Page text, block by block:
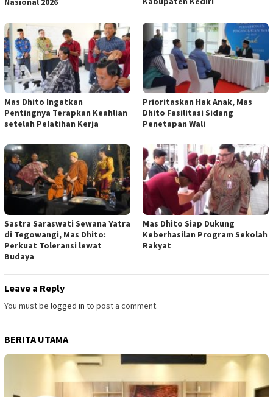
Mas Dhito Ingatkan
Pentingnya Terapkan Keahlian
setelah Pelatihan Kerja
Prioritaskan Hak Anak, Mas
Dhito Fasilitasi Sidang
Penetapan Wali
Sastra Saraswati Sewana Yatra
di Tegowangi, Mas Dhito:
Perkuat Toleransi lewat
Budaya
Mas Dhito Siap Dukung
Keberhasilan Program Sekolah
Rakyat
Leave a Reply
You must be logged in to post a comment.
BERITA UTAMA